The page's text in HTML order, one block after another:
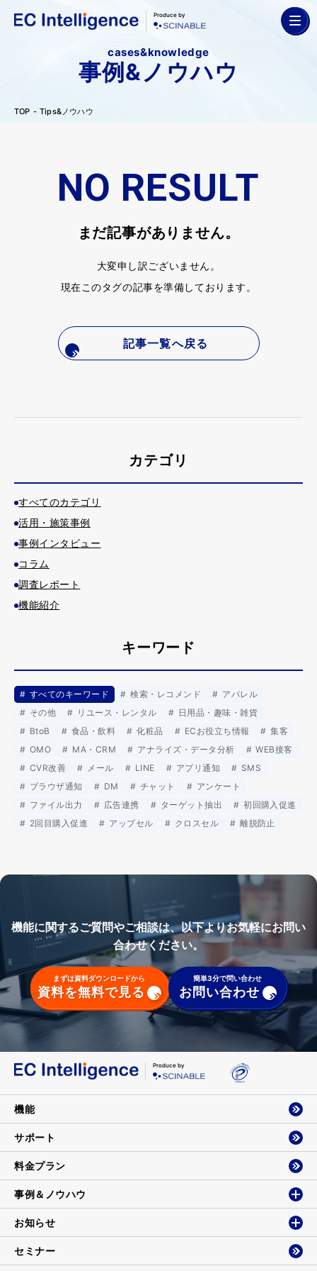
Produce by
cases&knowledge
事例&ノウハウ
TOP Tips&ノウハウ
NO RESULT
まだ記事がありません。
大変申し訳ございません。
現在このタグの記事を準備しております。
記事一覧へ戻る
カテゴリ
すべてのカテゴリ
活用・施策事例
事例インタビュー
コラム
調査レポート
機能紹介
キーワード
すべてのキーワード 検索・レコメンド
アパレル
その他
リユース・レンタル
日用品・趣味・雑貨
BtoB
食品・飲料 化粧品 ECお役立ち情報
集客
OMO
MA・CRM アナライズ・データ分析
WEB接客
CVR改善
メール LINE アプリ通知
SMS
ブラウザ通知
DM チャット
アンケート
ファイル出力
広告連携 ターゲット抽出
初回購入促進
2回目購入促進
アップセル クロスセル 離脱防止
機能に関するご質問やご相談は、以下よりお気軽にお問い
合わせください。
まずは資料ダウンロードから
資料を無料で見る
簡単3分で問い合わせ
お問い合わせ
Produce by
機能
サポート
料金プラン
事例＆ノウハウ
お知らせ
セミナー